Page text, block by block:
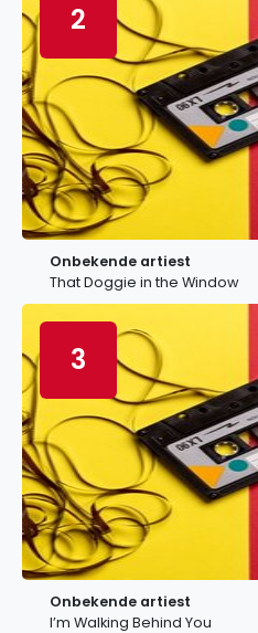
2
Onbekende artiest
That Doggie in the Window
3
Onbekende artiest
I’m Walking Behind You